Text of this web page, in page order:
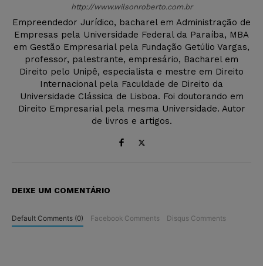
http://www.wilsonroberto.com.br
Empreendedor Jurídico, bacharel em Administração de
Empresas pela Universidade Federal da Paraíba, MBA
em Gestão Empresarial pela Fundação Getúlio Vargas,
professor, palestrante, empresário, Bacharel em
Direito pelo Unipê, especialista e mestre em Direito
Internacional pela Faculdade de Direito da
Universidade Clássica de Lisboa. Foi doutorando em
Direito Empresarial pela mesma Universidade. Autor
de livros e artigos.
DEIXE UM COMENTÁRIO
Default Comments (0) Facebook Comments Disqus Comments